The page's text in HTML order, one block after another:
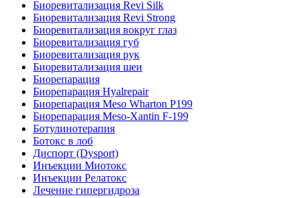
Биоревитализация Revi Silk
Биоревитализация Revi Strong
Биоревитализация вокруг глаз
Биоревитализация губ
Биоревитализация рук
Биоревитализация шеи
Биорепарация
Биорепарация Hyalrepair
Биорепарация Meso Wharton P199
Биорепарация Meso-Xantin F-199
Ботулинотерапия
Ботокс в лоб
Диспорт (Dysport)
Инъекции Миотокс
Инъекции Релатокс
Лечение гипергидроза